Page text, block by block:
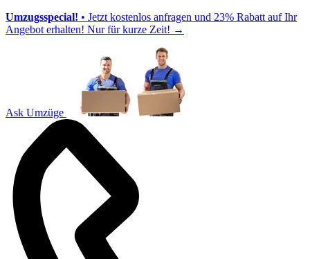
Umzugsspecial! • Jetzt kostenlos anfragen und 23% Rabatt auf Ihr
Angebot erhalten! Nur für kurze Zeit! →
Ask Umzüge